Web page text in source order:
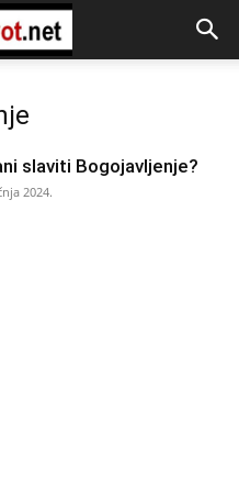
slaviti Bogojavljenje?
2024.